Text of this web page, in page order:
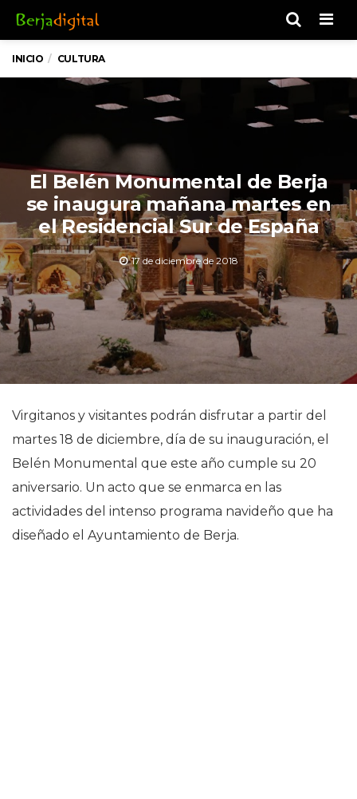
INICIO CULTURA
El Belén Monumental de Berja
se inaugura mañana martes en
el Residencial Sur de España
17 de diciembre de 2018
Virgitanos y visitantes podrán disfrutar a partir del
martes 18 de diciembre, día de su inauguración, el
Belén Monumental que este año cumple su 20
aniversario. Un acto que se enmarca en las
actividades del intenso programa navideño que ha
diseñado el Ayuntamiento de Berja.